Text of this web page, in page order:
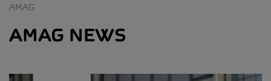
AMAG
AMAG NEWS